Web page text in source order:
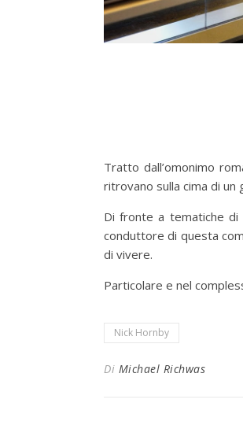
Tratto dall’omonimo
ritrovano sulla cima di un
Di fronte a tematiche
conduttore di questa
di vivere.
Particolare e nel
Nick Hornby
Di Michael Richwas